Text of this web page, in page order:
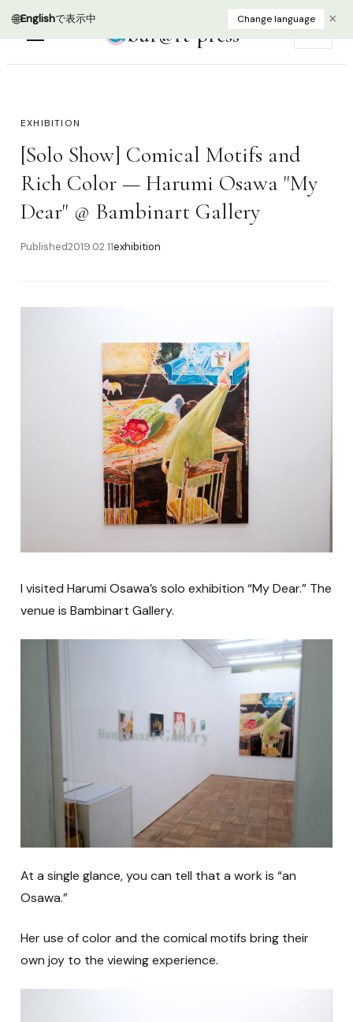
🌐Englishで表示中 Change language ×
bur@rt press
EXHIBITION
[Solo Show] Comical Motifs and
Rich Color — Harumi Osawa "My
Dear" @ Bambinart Gallery
Published2019.02.11exhibition
I visited Harumi Osawa’s solo exhibition “My Dear.” The
venue is Bambinart Gallery.
At a single glance, you can tell that a work is “an
Osawa.”
Her use of color and the comical motifs bring their
own joy to the viewing experience.